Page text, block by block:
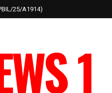
25/A1914)
1